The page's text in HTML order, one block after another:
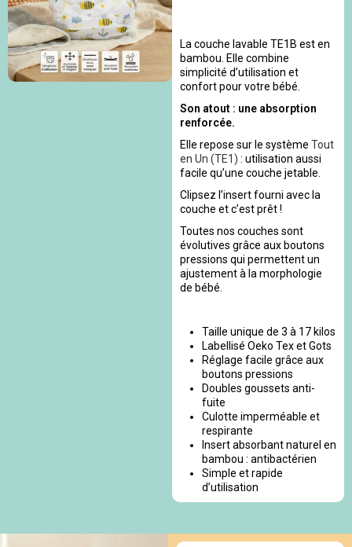
La couche lavable TE1B est en
bambou. Elle combine
simplicité d’utilisation et
confort pour votre bébé.
Son atout : une absorption
renforcée.
Elle repose sur le système Tout
en Un (TE1) : utilisation aussi
facile qu’une couche jetable.
Clipsez l’insert fourni avec la
couche et c’est prêt !
Toutes nos couches sont
évolutives grâce aux boutons
pressions qui permettent un
ajustement à la morphologie
de bébé.
Taille unique de 3 à 17 kilos
Labellisé Oeko Tex et Gots
Réglage facile grâce aux
boutons pressions
Doubles goussets anti-
fuite
Culotte imperméable et
respirante
Insert absorbant naturel en
bambou : antibactérien
Simple et rapide
d’utilisation